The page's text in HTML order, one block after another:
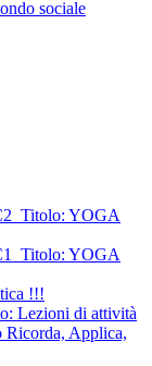
sociale
YOGA
YOGA
!!!
Lezioni di attività
Ricorda, Applica,